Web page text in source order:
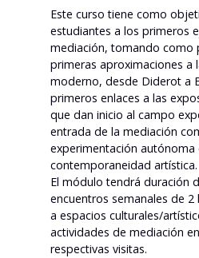
Este curso tiene como
estudiantes a los primeros
mediación, tomando como
primeras aproximaciones a
moderno, desde Diderot a
primeros enlaces a las
que dan inicio al campo
entrada de la mediación
experimentación autónoma
contemporaneidad artística.
El módulo tendrá duración
encuentros semanales de 2
a espacios culturales/
actividades de mediación
respectivas visitas.